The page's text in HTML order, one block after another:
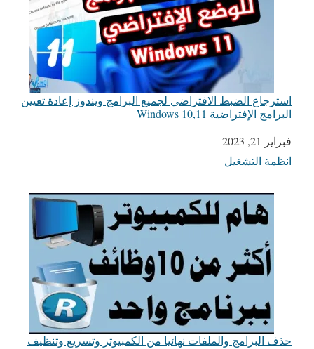
استرجاع الضبط الافتراضي لجميع البرامج ويندوز إعادة تعيين
البرامج الإفتراضية Windows 10,11
التاريخ
فبراير 21, 2023
في ما يتعلق بما يأتي
انظمة التشغيل
حذف البرامج والملفات نهائيا من الكمبيوتر وتسريع وتنظيف